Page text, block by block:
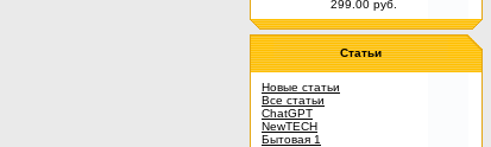
299.00 руб.
Статьи
Новые статьи
Все статьи
ChatGPT
NewTECH
Бытовая 1